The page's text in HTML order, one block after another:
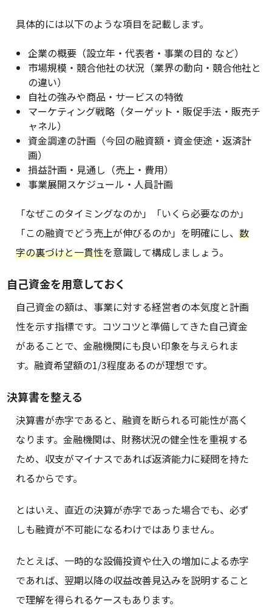
具体的には以下のような項目を記載します。
企業の概要（設立年・代表者・事業の目的 など）
市場規模・競合他社の状況（業界の動向・競合他社と
の違い）
自社の強みや商品・サービスの特徴
マーケティング戦略（ターゲット・販促手法・販売チ
ャネル）
資金調達の計画（今回の融資額・資金使途・返済計
画）
損益計画・見通し（売上・費用）
事業展開スケジュール・人員計画
「なぜこのタイミングなのか」「いくら必要なのか」
「この融資でどう売上が伸びるのか」を明確にし、数
字の裏づけと一貫性を意識して構成しましょう。
自己資金を用意しておく
自己資金の額は、事業に対する経営者の本気度と計画
性を示す指標です。コツコツと準備してきた自己資金
があることで、金融機関にも良い印象を与えられま
す。融資希望額の1/3程度あるのが理想です。
決算書を整える
決算書が赤字であると、融資を断られる可能性が高く
なります。金融機関は、財務状況の健全性を重視する
ため、収支がマイナスであれば返済能力に疑問を持た
れるからです。
とはいえ、直近の決算が赤字であった場合でも、必ず
しも融資が不可能になるわけではありません。
たとえば、一時的な設備投資や仕入の増加による赤字
であれば、翌期以降の収益改善見込みを説明すること
で理解を得られるケースもあります。